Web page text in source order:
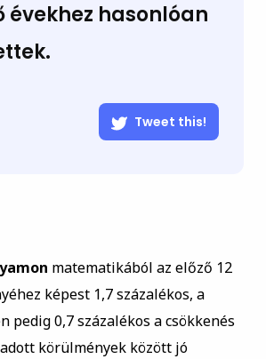
évekhez hasonlóan
Tweet this!
matematikából az előző 12
képest 1,7 százalékos, a
pedig 0,7 százalékos a csökkenés
körülmények között jó